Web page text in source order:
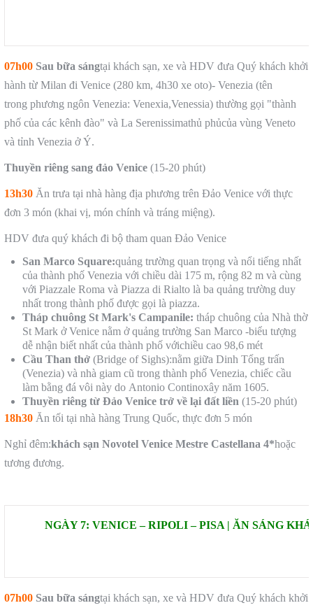
07h00 Sau bữa sángtại khách sạn, xe và HDV đưa Quý khách khởi
hành từ Milan đi Venice (280 km, 4h30 xe oto)- Venezia (tên
trong phương ngôn Venezia: Venexia,Venessia) thường gọi "thành
phố của các kênh đào" và La Serenissimathủ phủcủa vùng Veneto
và tỉnh Venezia ở Ý.
Thuyền riêng sang đảo Venice (15-20 phút)
13h30 Ăn trưa tại nhà hàng địa phương trên Đảo Venice với thực
đơn 3 món (khai vị, món chính và tráng miệng).
HDV đưa quý khách đi bộ tham quan Đảo Venice
San Marco Square:quảng trường quan trọng và nổi tiếng nhất
của thành phố Venezia với chiều dài 175 m, rộng 82 m và cùng
với Piazzale Roma và Piazza di Rialto là ba quảng trường duy
nhất trong thành phố được gọi là piazza.
Tháp chuông St Mark's Campanile: tháp chuông của Nhà thờ
St Mark ở Venice nằm ở quảng trường San Marco -biểu tượng
dễ nhận biết nhất của thành phố vớichiều cao 98,6 mét
Cầu Than thở (Bridge of Sighs):nằm giữa Dinh Tổng trấn
(Venezia) và nhà giam cũ trong thành phố Venezia, chiếc cầu
làm bằng đá vôi này do Antonio Continoxây năm 1605.
Thuyền riêng từ Đảo Venice trở về lại đất liền (15-20 phút)
18h30 Ăn tối tại nhà hàng Trung Quốc, thực đơn 5 món
Nghỉ đêm:khách sạn Novotel Venice Mestre Castellana 4*hoặc
tương đương.
NGÀY 7: VENICE – RIPOLI – PISA | ĂN SÁNG
07h00 Sau bữa sángtại khách sạn, xe và HDV đưa Quý khách khởi